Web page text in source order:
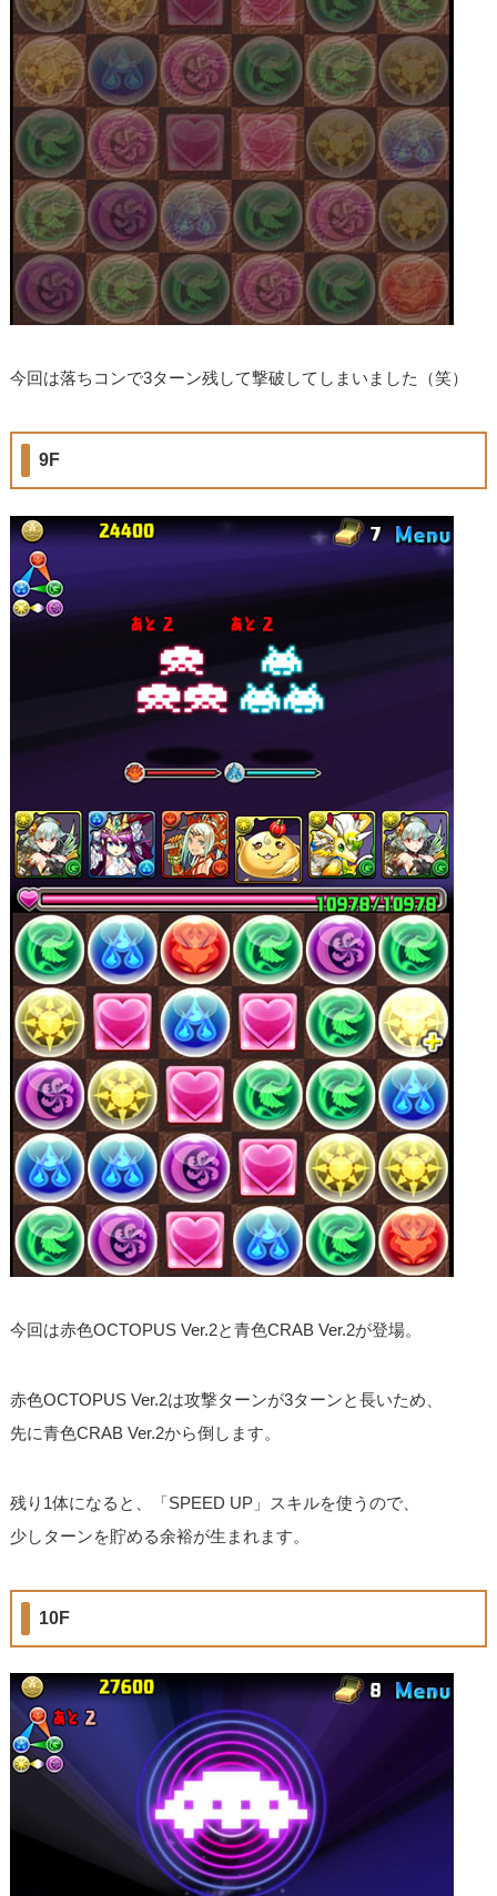
今回は落ちコンで3ターン残して撃破してしまいました（笑）
9F
今回は赤色OCTOPUS Ver.2と青色CRAB Ver.2が登場。
赤色OCTOPUS Ver.2は攻撃ターンが3ターンと長いため、
先に青色CRAB Ver.2から倒します。
残り1体になると、「SPEED UP」スキルを使うので、
少しターンを貯める余裕が生まれます。
10F